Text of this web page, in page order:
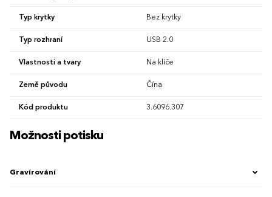
Typ krytky Bez krytky
Typ rozhraní USB 2.0
Vlastnosti a tvary Na klíče
Země původu Čína
Kód produktu 3.6096.307
Možnosti potisku
Gravírování